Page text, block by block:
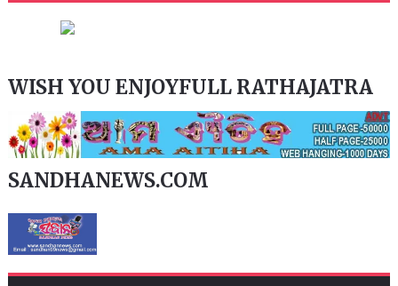
WISH YOU ENJOYFULL RATHAJATRA
SANDHANEWS.COM